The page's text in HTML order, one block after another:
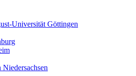
Universität Göttingen